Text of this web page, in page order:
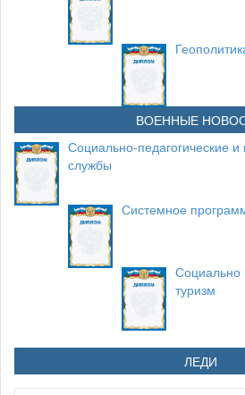
ВОЕННЫЕ
Социально-педагогические и
службы
Системное
Социально
туризм
ЛЕДИ